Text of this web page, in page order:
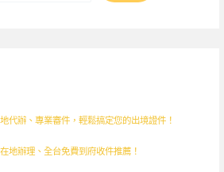
代辦、專業審件，輕鬆搞定您的出境證件！
地辦理、全台免費到府收件推薦！